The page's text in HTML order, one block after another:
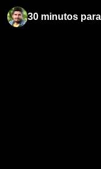
30 minutos